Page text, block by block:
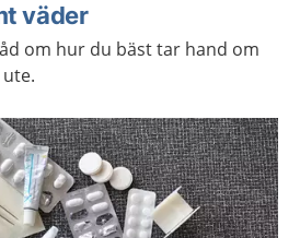
väder
om hur du bäst tar hand om